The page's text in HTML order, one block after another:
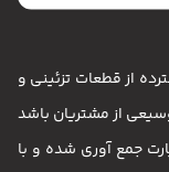
از قطعات تزئینی و
از مشتریان باشد
پارت جمع آوری شده و با